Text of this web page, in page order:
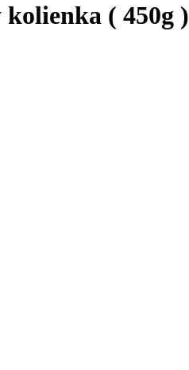
( 450g )